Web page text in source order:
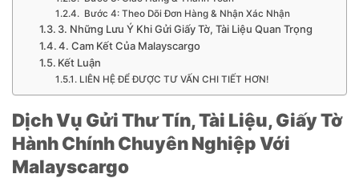
Bước 4: Theo Dõi Đơn Hàng & Nhận Xác Nhận
3. Những Lưu Ý Khi Gửi Giấy Tờ, Tài Liệu Quan Trọng
4. Cam Kết Của Malayscargo
Kết Luận
LIÊN HỆ ĐỂ ĐƯỢC TƯ VẤN CHI TIẾT HƠN!
Dịch Vụ Gửi Thư Tín, Tài Liệu, Giấy Tờ
Hành Chính Chuyên Nghiệp Với
Malayscargo